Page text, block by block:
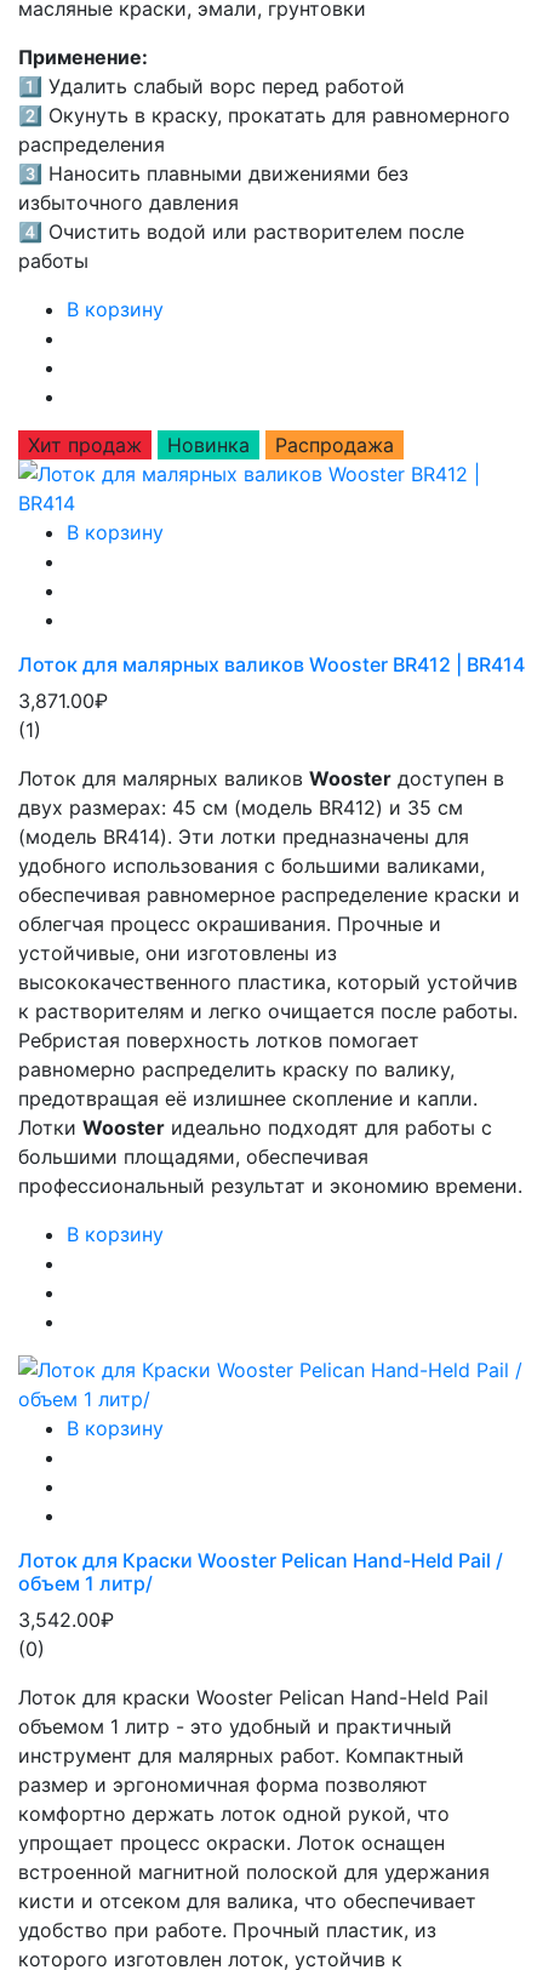
масляные краски, эмали, грунтовки
Применение:
1️⃣ Удалить слабый ворс перед работой
2️⃣ Окунуть в краску, прокатать для равномерного
распределения
3️⃣ Наносить плавными движениями без
избыточного давления
4️⃣ Очистить водой или растворителем после
работы
В корзину
Хит продаж Новинка Распродажа
В корзину
Лоток для малярных валиков Wooster BR412 | BR414
3,871.00₽
(1)
Лоток для малярных валиков Wooster доступен в
двух размерах: 45 см (модель BR412) и 35 см
(модель BR414). Эти лотки предназначены для
удобного использования с большими валиками,
обеспечивая равномерное распределение краски и
облегчая процесс окрашивания. Прочные и
устойчивые, они изготовлены из
высококачественного пластика, который устойчив
к растворителям и легко очищается после работы.
Ребристая поверхность лотков помогает
равномерно распределить краску по валику,
предотвращая её излишнее скопление и капли.
Лотки Wooster идеально подходят для работы с
большими площадями, обеспечивая
профессиональный результат и экономию времени.
В корзину
В корзину
Лоток для Краски Wooster Pelican Hand-Held Pail /
объем 1 литр/
3,542.00₽
(0)
Лоток для краски Wooster Pelican Hand-Held Pail
объемом 1 литр - это удобный и практичный
инструмент для малярных работ. Компактный
размер и эргономичная форма позволяют
комфортно держать лоток одной рукой, что
упрощает процесс окраски. Лоток оснащен
встроенной магнитной полоской для удержания
кисти и отсеком для валика, что обеспечивает
удобство при работе. Прочный пластик, из
которого изготовлен лоток, устойчив к